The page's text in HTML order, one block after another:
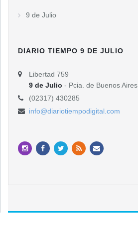
9 de Julio
DIARIO TIEMPO 9 DE JULIO
Libertad 759
9 de Julio - Pcia. de Buenos Aires
(02317) 430285
info@diariotiempodigital.com